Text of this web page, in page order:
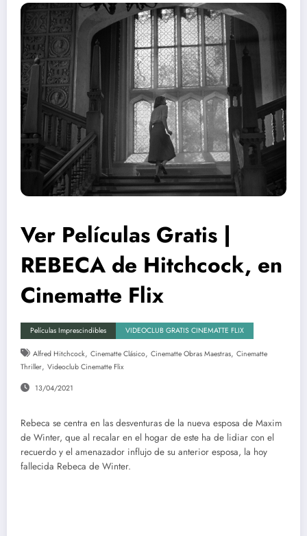
Ver Películas Gratis |
REBECA de Hitchcock, en
Cinematte Flix
Películas Imprescindibles VIDEOCLUB GRATIS CINEMATTE FLIX
Alfred Hitchcock, Cinematte Clásico, Cinematte Obras Maestras, Cinematte
Thriller, Videoclub Cinematte Flix
13/04/2021
Rebeca se centra en las desventuras de la nueva esposa de Maxim
de Winter, que al recalar en el hogar de este ha de lidiar con el
recuerdo y el amenazador influjo de su anterior esposa, la hoy
fallecida Rebeca de Winter.